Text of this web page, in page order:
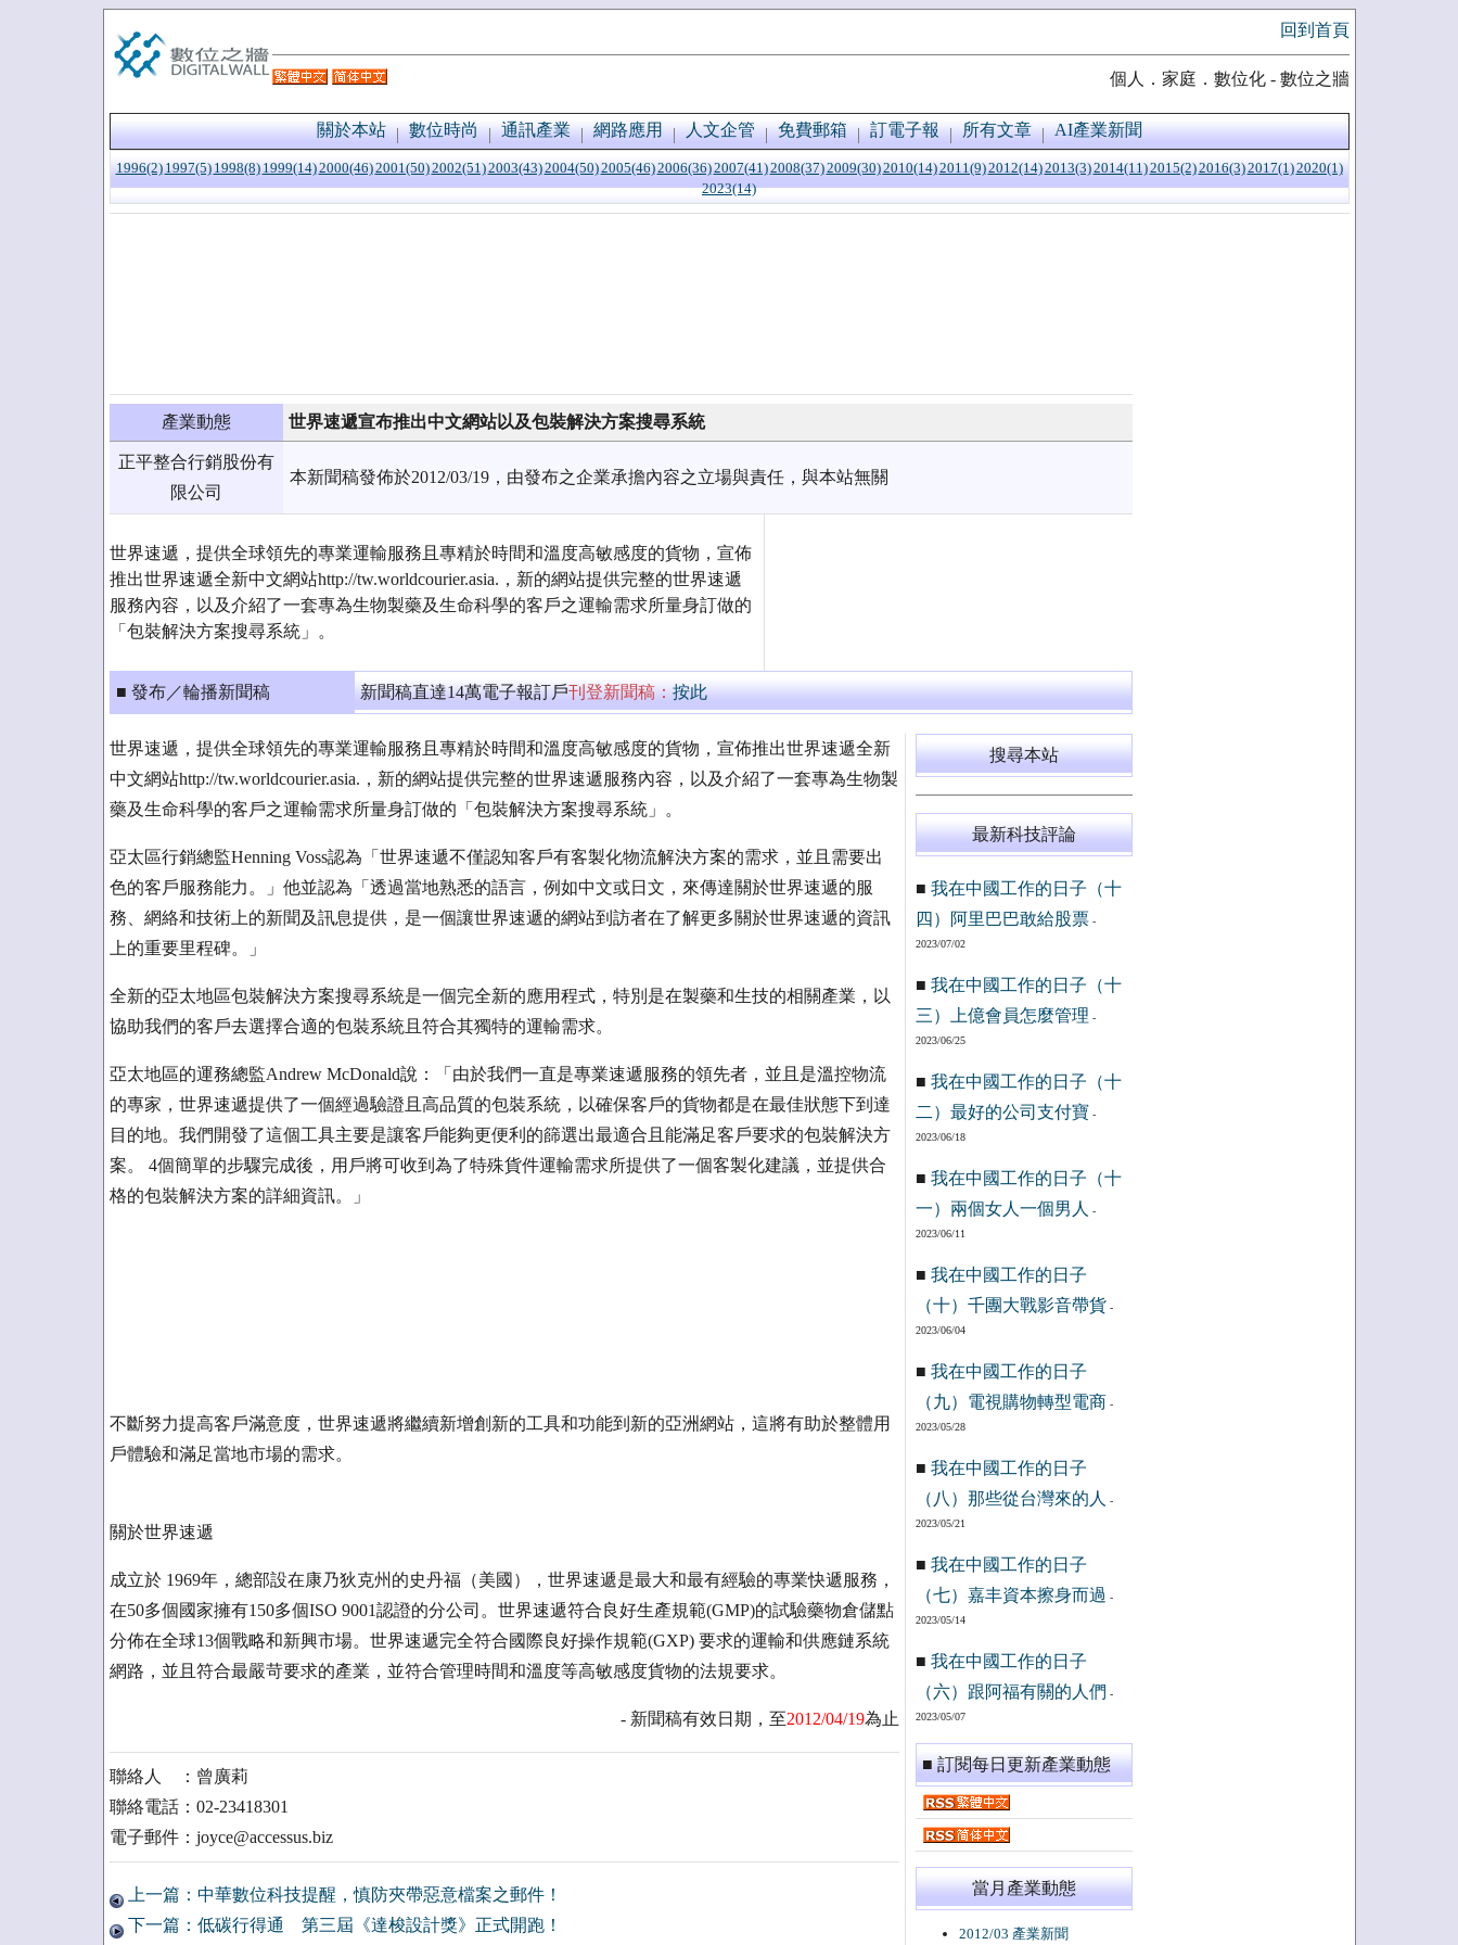
回到首頁
個人．家庭．數位化 - 數位之牆
關於本站 數位時尚 通訊產業 網路應用 人文企管 免費郵箱 訂電子報 所有文章 AI產業新聞
1996(2) 1997(5) 1998(8) 1999(14)2000(46)2001(50)2002(51)2003(43)2004(50)2005(46)2006(36)2007(41)2008(37)2009(30)2010(14)2011(9)2012(14)2013(3)2014(11)2015(2)2016(3)2017(1)2020(1)
2023(14)
產業動態 世界速遞宣布推出中文網站以及包裝解決方案搜尋系統
正平整合行銷股份有
限公司
本新聞稿發佈於2012/03/19，由發布之企業承擔內容之立場與責任，與本站無關
世界速遞，提供全球領先的專業運輸服務且專精於時間和溫度高敏感度的貨物，宣佈
推出世界速遞全新中文網站http://tw.worldcourier.asia.，新的網站提供完整的世界速遞
服務內容，以及介紹了一套專為生物製藥及生命科學的客戶之運輸需求所量身訂做的
「包裝解決方案搜尋系統」。
■ 發布／輪播新聞稿 新聞稿直達14萬電子報訂戶刊登新聞稿：按此
世界速遞，提供全球領先的專業運輸服務且專精於時間和溫度高敏感度的貨物，宣佈推出世界速遞全新
中文網站http://tw.worldcourier.asia.，新的網站提供完整的世界速遞服務內容，以及介紹了一套專為生物製
藥及生命科學的客戶之運輸需求所量身訂做的「包裝解決方案搜尋系統」。
亞太區行銷總監Henning Voss認為「世界速遞不僅認知客戶有客製化物流解決方案的需求，並且需要出
色的客戶服務能力。」他並認為「透過當地熟悉的語言，例如中文或日文，來傳達關於世界速遞的服
務、網絡和技術上的新聞及訊息提供，是一個讓世界速遞的網站到訪者在了解更多關於世界速遞的資訊
上的重要里程碑。」
全新的亞太地區包裝解決方案搜尋系統是一個完全新的應用程式，特別是在製藥和生技的相關產業，以
協助我們的客戶去選擇合適的包裝系統且符合其獨特的運輸需求。
亞太地區的運務總監Andrew McDonald說：「由於我們一直是專業速遞服務的領先者，並且是溫控物流
的專家，世界速遞提供了一個經過驗證且高品質的包裝系統，以確保客戶的貨物都是在最佳狀態下到達
目的地。我們開發了這個工具主要是讓客戶能夠更便利的篩選出最適合且能滿足客戶要求的包裝解決方
案。 4個簡單的步驟完成後，用戶將可收到為了特殊貨件運輸需求所提供了一個客製化建議，並提供合
格的包裝解決方案的詳細資訊。」
不斷努力提高客戶滿意度，世界速遞將繼續新增創新的工具和功能到新的亞洲網站，這將有助於整體用
戶體驗和滿足當地市場的需求。
關於世界速遞
成立於 1969年，總部設在康乃狄克州的史丹福（美國），世界速遞是最大和最有經驗的專業快遞服務，
在50多個國家擁有150多個ISO 9001認證的分公司。世界速遞符合良好生產規範(GMP)的試驗藥物倉儲點
分佈在全球13個戰略和新興市場。世界速遞完全符合國際良好操作規範(GXP) 要求的運輸和供應鏈系統
網路，並且符合最嚴苛要求的產業，並符合管理時間和溫度等高敏感度貨物的法規要求。
- 新聞稿有效日期，至2012/04/19為止
聯絡人 ：曾廣莉
聯絡電話：02-23418301
電子郵件：joyce@accessus.biz
上一篇：中華數位科技提醒，慎防夾帶惡意檔案之郵件！
下一篇：低碳行得通 第三屆《達梭設計獎》正式開跑！
搜尋本站
最新科技評論
■ 我在中國工作的日子（十
四）阿里巴巴敢給股票-
2023/07/02
■ 我在中國工作的日子（十
三）上億會員怎麼管理 -
2023/06/25
■ 我在中國工作的日子（十
二）最好的公司支付寶 -
2023/06/18
■ 我在中國工作的日子（十
一）兩個女人一個男人
-
2023/06/11
■ 我在中國工作的日子
（十）千團大戰影音帶貨 -
2023/06/04
■ 我在中國工作的日子
（九）電視購物轉型電商 -
2023/05/28
■ 我在中國工作的日子
（八）那些從台灣來的人
-
2023/05/21
■ 我在中國工作的日子
（七）嘉丰資本擦身而過 -
2023/05/14
■ 我在中國工作的日子
（六）跟阿福有關的人們 -
2023/05/07
■ 訂閱每日更新產業動態
當月產業動態
2012/03 產業新聞